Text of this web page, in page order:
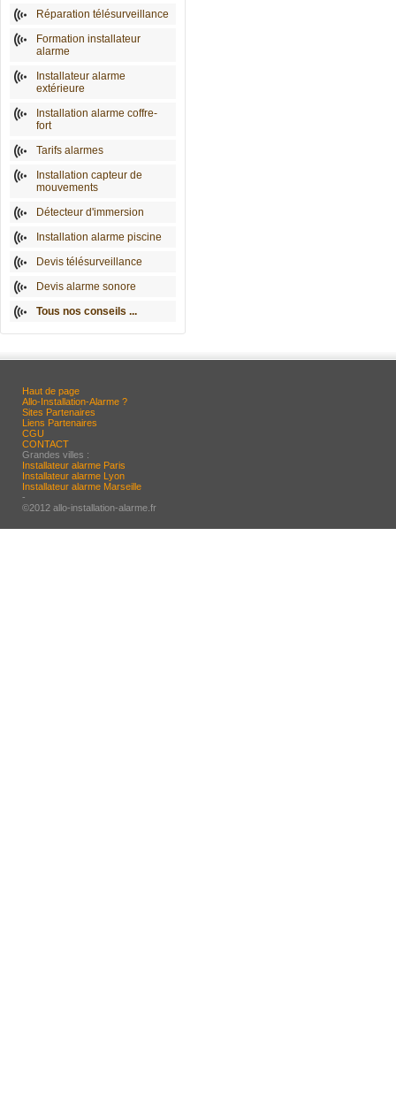
Réparation télésurveillance
Formation installateur
alarme
Installateur alarme
extérieure
Installation alarme coffre-
fort
Tarifs alarmes
Installation capteur de
mouvements
Détecteur d'immersion
Installation alarme piscine
Devis télésurveillance
Devis alarme sonore
Tous nos conseils ...
Haut de page
Allo-Installation-Alarme ?
Sites Partenaires
Liens Partenaires
CGU
CONTACT
Grandes villes :
Installateur alarme Paris
Installateur alarme Lyon
Installateur alarme Marseille
-
©2012 allo-installation-alarme.fr